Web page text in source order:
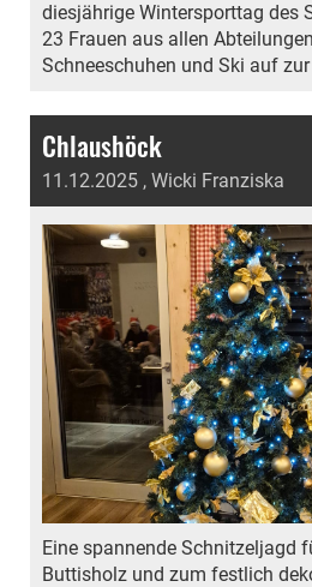
diesjährige Wintersporttag des
23 Frauen aus allen
Schneeschuhen und Ski auf
Chlaushöck
11.12.2025 , Wicki Franziska
Eine spannende Schnitzeljagd
Buttisholz und zum festlich